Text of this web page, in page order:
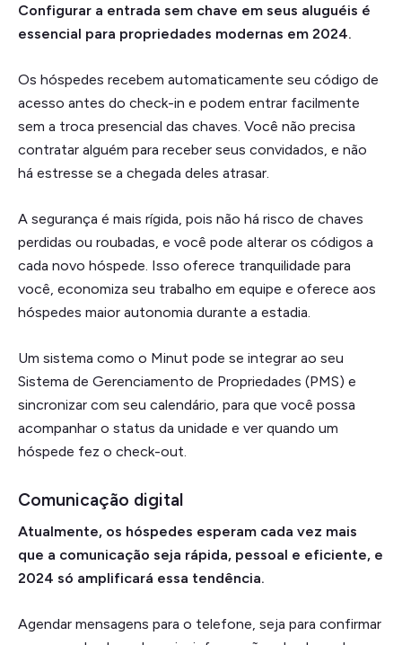
Configurar a entrada sem chave em seus aluguéis é
essencial para propriedades modernas em 2024.
Os hóspedes recebem automaticamente seu código de
acesso antes do check-in e podem entrar facilmente
sem a troca presencial das chaves. Você não precisa
contratar alguém para receber seus convidados, e não
há estresse se a chegada deles atrasar.
A segurança é mais rígida, pois não há risco de chaves
perdidas ou roubadas, e você pode alterar os códigos a
cada novo hóspede. Isso oferece tranquilidade para
você, economiza seu trabalho em equipe e oferece aos
hóspedes maior autonomia durante a estadia.
Um sistema como o Minut pode se integrar ao seu
Sistema de Gerenciamento de Propriedades (PMS) e
sincronizar com seu calendário, para que você possa
acompanhar o status da unidade e ver quando um
hóspede fez o check-out.
Comunicação digital
Atualmente, os hóspedes esperam cada vez mais
que a comunicação seja rápida, pessoal e eficiente, e
2024 só amplificará essa tendência.
Agendar mensagens para o telefone, seja para confirmar